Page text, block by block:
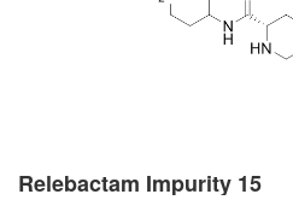
Relebactam Impurity 15